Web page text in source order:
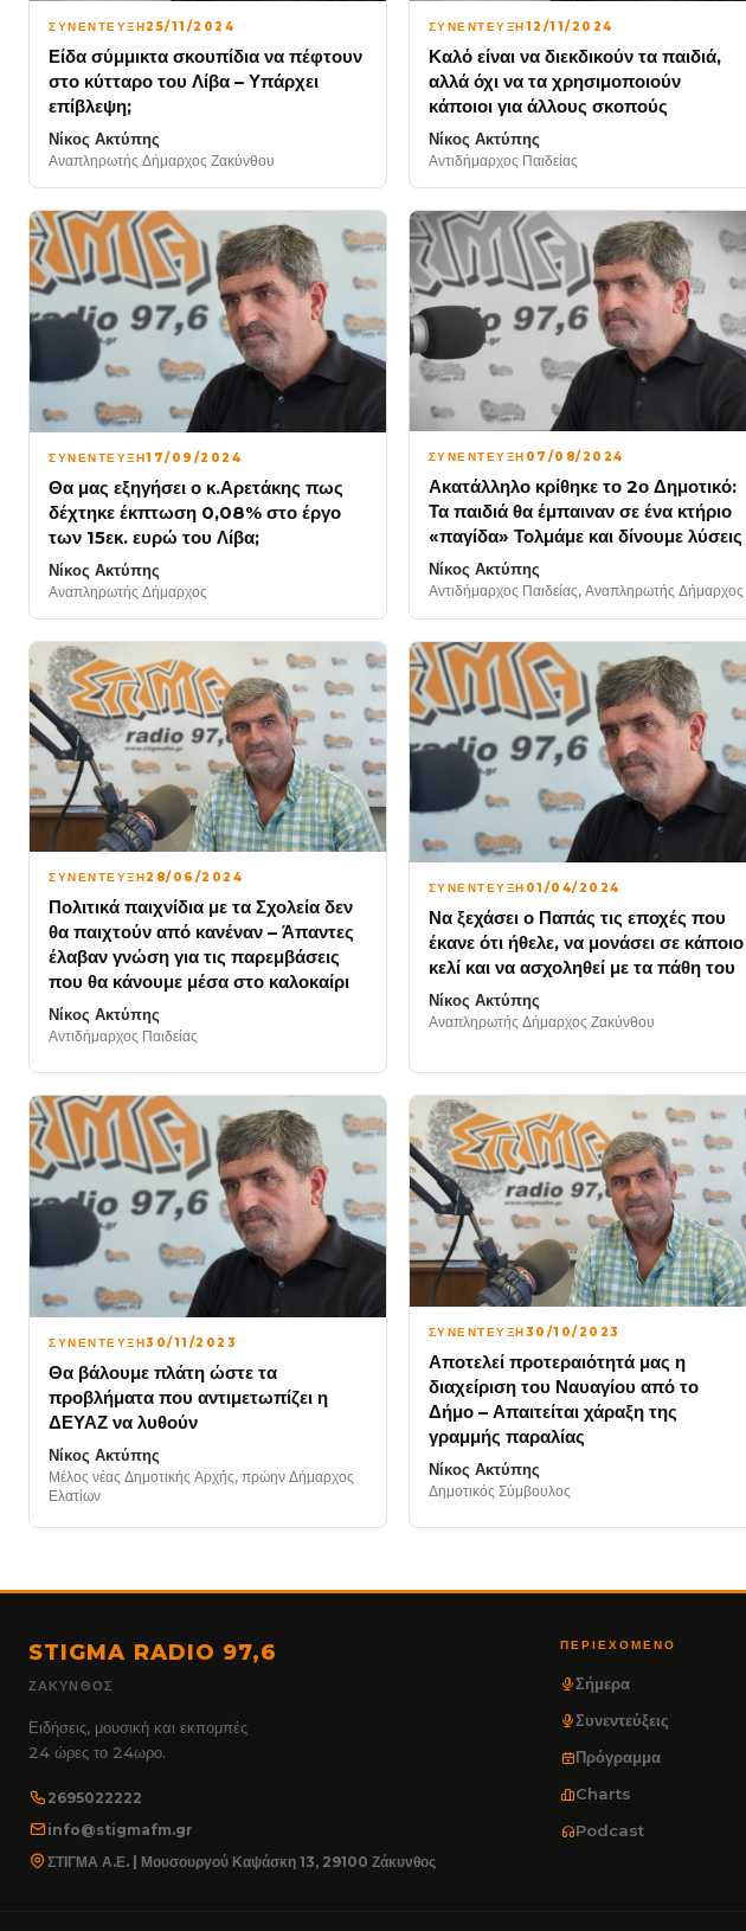
ΣΥΝΕΝΤΕΥΞΗ25/11/2024
Είδα σύμμικτα σκουπίδια να πέφτουν
στο κύτταρο του Λίβα – Υπάρχει
επίβλεψη;
Νίκος Ακτύπης
Αναπληρωτής Δήμαρχος Ζακύνθου
ΣΥΝΕΝΤΕΥΞΗ12/11/2024
Καλό είναι να διεκδικούν τα παιδιά,
αλλά όχι να τα χρησιμοποιούν
κάποιοι για άλλους σκοπούς
Νίκος Ακτύπης
Αντιδήμαρχος Παιδείας
ΣΥΝΕΝΤΕΥΞΗ17/09/2024
Θα μας εξηγήσει ο κ.Αρετάκης πως
δέχτηκε έκπτωση 0,08% στο έργο
των 15εκ. ευρώ του Λίβα;
Νίκος Ακτύπης
Αναπληρωτής Δήμαρχος
ΣΥΝΕΝΤΕΥΞΗ 07/08/2024
Ακατάλληλο κρίθηκε το 2ο Δημοτικό:
Τα παιδιά θα έμπαιναν σε ένα κτήριο
«παγίδα» Τολμάμε και δίνουμε λύσεις
Νίκος Ακτύπης
Αντιδήμαρχος Παιδείας, Αναπληρωτής Δήμαρχος
ΣΥΝΕΝΤΕΥΞΗ28/06/2024
Πολιτικά παιχνίδια με τα Σχολεία δεν
θα παιχτούν από κανέναν – Άπαντες
έλαβαν γνώση για τις παρεμβάσεις
που θα κάνουμε μέσα στο καλοκαίρι
Νίκος Ακτύπης
Αντιδήμαρχος Παιδείας
ΣΥΝΕΝΤΕΥΞΗ 01/04/2024
Να ξεχάσει ο Παπάς τις εποχές που
έκανε ότι ήθελε, να μονάσει σε κάποιο
κελί και να ασχοληθεί με τα πάθη του
Νίκος Ακτύπης
Αναπληρωτής Δήμαρχος Ζακύνθου
ΣΥΝΕΝΤΕΥΞΗ30/11/2023
Θα βάλουμε πλάτη ώστε τα
προβλήματα που αντιμετωπίζει η
ΔΕΥΑΖ να λυθούν
Νίκος Ακτύπης
Μέλος νέας Δημοτικής Αρχής, πρώην Δήμαρχος
Ελατίων
ΣΥΝΕΝΤΕΥΞΗ30/10/2023
Αποτελεί προτεραιότητά μας η
διαχείριση του Ναυαγίου από το
Δήμο – Απαιτείται χάραξη της
γραμμής παραλίας
Νίκος Ακτύπης
Δημοτικός Σύμβουλος
STIGMA RADIO 97,6
ΖΆΚΥΝΘΟΣ
Ειδήσεις, μουσική και εκπομπές
24 ώρες το 24ωρο.
2695022222
info@stigmafm.gr
ΣΤΙΓΜΑ Α.Ε. | Μουσουργού Καψάσκη 13, 29100 Ζάκυνθος
ΠΕΡΙΕΧΌΜΕΝΟ
Σήμερα
Συνεντεύξεις
Πρόγραμμα
Charts
Podcast